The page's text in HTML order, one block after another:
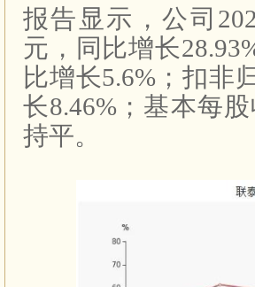
报告显示，公司
元，同比增长
比增长5.6% ；扣非
长8.46% ；基本每
持平。